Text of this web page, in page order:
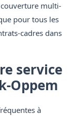
multi-
pour tous les
cadres dans
service
Oppem
à